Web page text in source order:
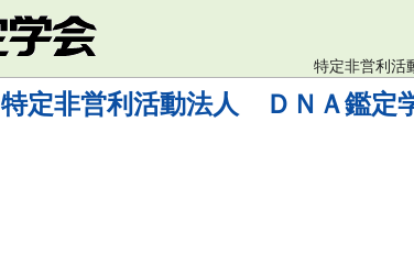
特定非営利活
特定非営利活動法人 ＤＮＡ鑑定